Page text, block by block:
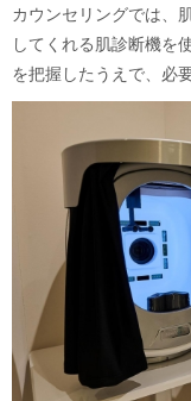
カウンセリングでは、
してくれる肌診断機を
を把握したうえで、必